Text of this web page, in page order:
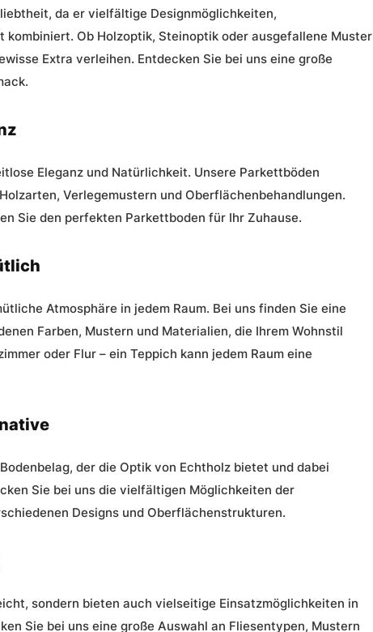
da er vielfältige Designmöglichkeiten,
Ob Holzoptik, Steinoptik oder ausgefallene Muster
Extra verleihen. Entdecken Sie bei uns eine große
Eleganz und Natürlichkeit. Unsere Parkettböden
Verlegemustern und Oberflächenbehandlungen.
Sie den perfekten Parkettboden für Ihr Zuhause.
Atmosphäre in jedem Raum. Bei uns finden Sie eine
Farben, Mustern und Materialien, die Ihrem Wohnstil
oder Flur – ein Teppich kann jedem Raum eine
der die Optik von Echtholz bietet und dabei
Sie bei uns die vielfältigen Möglichkeiten der
Designs und Oberflächenstrukturen.
sondern bieten auch vielseitige Einsatzmöglichkeiten in
Sie bei uns eine große Auswahl an Fliesentypen, Mustern